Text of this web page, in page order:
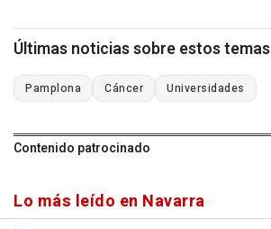
Últimas noticias sobre estos temas
Pamplona Cáncer Universidades
Contenido patrocinado
Lo más leído en Navarra